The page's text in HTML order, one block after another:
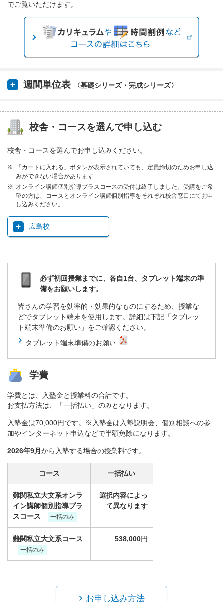
でご覧いただけます。
週間単位表 〈基礎シリーズ・完成シリーズ〉
校舎・コースを選んで申し込む
校舎・コースを選んでお申し込みください。
「カートに入れる」ボタンが表示されていても、定員締切のためお申し込
みができない場合があります
オンライン講師個別指導プラスコースの受付は終了しました。受講をご希
望の方は、コースとオンライン講師個別指導をそれぞれ校舎窓口にてお申
し込みください。
広島校
必ず初回授業までに、各自1台、タブレット端末の準
備をお願いします。
皆さんの学習を効率的・効果的なものにするため、授業な
どでタブレット端末を使用します。詳細は下記「タブレッ
ト端末準備のお願い」をご確認ください。
タブレット端末準備のお願い
学費
学費とは、入塾金と授業料の合計です。
お支払方法は、「一括払い」のみとなります。
入塾金は70,000円です。※入塾金は入塾説明会、個別相談への参
加やインターネット申込などで半額免除になります。
2026年9月 から入塾する場合の授業料です。
コース
難関私立大文系オンラ
イン講師個別指導プラ
スコース
一括のみ
難関私立大文系コース
一括のみ
一括払い
選択内容によっ
て異なります
538,000円
お申し込み方法